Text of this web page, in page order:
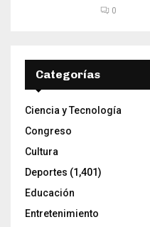
0
Categorías
Ciencia y Tecnología
Congreso
Cultura
Deportes (1,401)
Educación
Entretenimiento